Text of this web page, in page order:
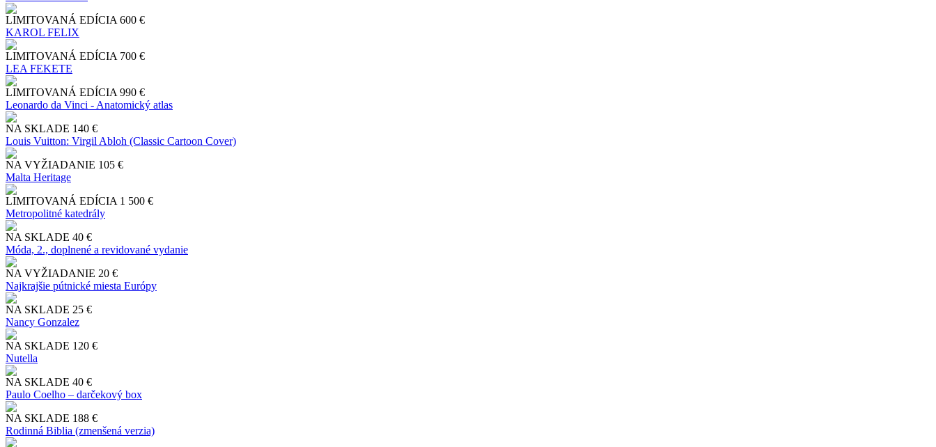
LIMITOVANÁ EDÍCIA 600 €
KAROL FELIX
LIMITOVANÁ EDÍCIA 700 €
LEA FEKETE
LIMITOVANÁ EDÍCIA 990 €
Leonardo da Vinci - Anatomický atlas
NA SKLADE 140 €
Louis Vuitton: Virgil Abloh (Classic Cartoon Cover)
NA VYŽIADANIE 105 €
Malta Heritage
LIMITOVANÁ EDÍCIA 1 500 €
Metropolitné katedrály
NA SKLADE 40 €
Móda, 2., doplnené a revidované vydanie
NA VYŽIADANIE 20 €
Najkrajšie pútnické miesta Európy
NA SKLADE 25 €
Nancy Gonzalez
NA SKLADE 120 €
Nutella
NA SKLADE 40 €
Paulo Coelho – darčekový box
NA SKLADE 188 €
Rodinná Biblia (zmenšená verzia)